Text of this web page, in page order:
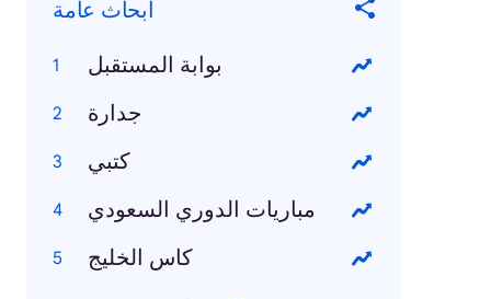
أبحاث عامة
بوابة المستقبل
جدارة
كتبي
مباريات الدوري السعودي
كاس الخليج